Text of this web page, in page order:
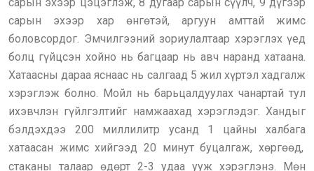
сарын эхээр хар өнгөтэй, аргуун амттай жимс
боловсордог. Эмчилгээний зориулалтаар хэрэглэх үед
болц гүйцсэн хойно нь багцаар нь авч наранд хатаана.
Хатаасны дараа яснаас нь салгаад 5 жил хүртэл хадгалж
хэрэглэж болно. Мойл нь барьцалдуулах чанартай тул
ихэвчлэн гүйлгэлтийг намжаахад хэрэглэдэг. Хандыг
бэлдэхдээ 200 миллилитр усанд 1 цайны халбага
хатаасан жимс хийгээд 20 минут буцалгаж, хөргөөд,
стаканы талаар өдөрт 2-3 удаа ууж хэрэглэнэ. Мөн